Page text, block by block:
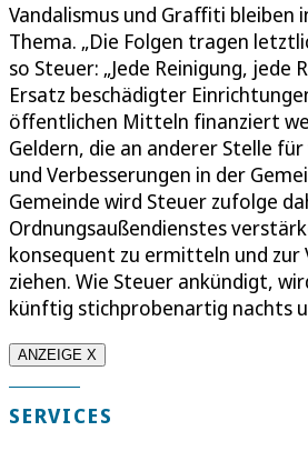
Vandalismus und Graffiti bleiben
Thema. „Die Folgen tragen
so Steuer: „Jede Reinigung, jede
Ersatz beschädigter
öffentlichen Mitteln finanziert
Geldern, die an anderer Stelle
und Verbesserungen in der
Gemeinde wird Steuer zufolge
Ordnungsaußendienstes
konsequent zu ermitteln und
ziehen. Wie Steuer ankündigt,
künftig stichprobenartig nachts
ANZEIGE X
SERVICES